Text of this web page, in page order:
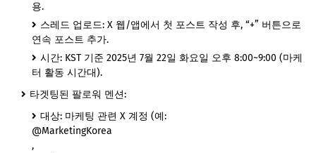
용.
스레드 업로드: X 웹/앱에서 첫 포스트 작성 후, “+” 버튼으로
연속 포스트 추가.
시간: KST 기준 2025년 7월 22일 화요일 오후 8:00~9:00 (마케
터 활동 시간대).
타겟팅된 팔로워 멘션:
대상: 마케팅 관련 X 계정 (예:
@MarketingKorea
,